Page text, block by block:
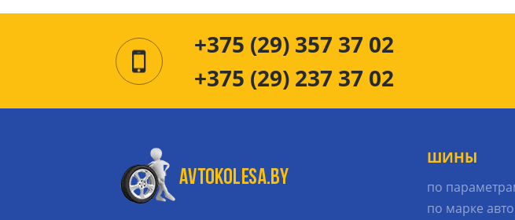
+375 (29) 357 37 02
+375 (29) 237 37 02
ШИНЫ
по
по марке авто